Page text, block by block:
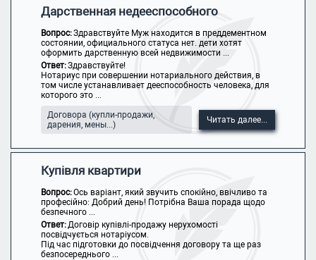
Дарственная недееспособного
Вопрос:Здравствуйте Муж находится в преддементном
состоянии, официального статуса нет. дети хотят
оформить дарственную всей недвижимости ...
Ответ:Здравствуйте!
Нотариус при совершении нотариального действия, в
том числе устанавливает дееспособность человека, для
которого это ...
Договора (купли-продажи,
дарения, мены...)
Читать далее...
Купівля квартири
Вопрос:Ось варіант, який звучить спокійно, ввічливо та
професійно: Добрий день! Потрібна Ваша порада щодо
безпечного ...
Ответ:Договір купівлі-продажу нерухомості
посвідчується нотаріусом.
Під час підготовки до посвідчення договору та ще раз
безпосереднього ...